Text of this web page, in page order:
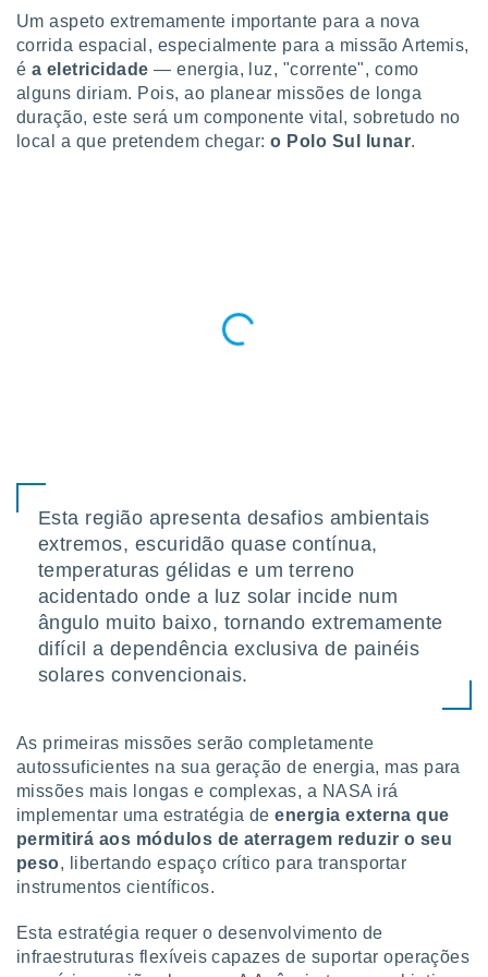
e
com
Pode
nossa
e
cookies,
caso,
de que
navegação
o
ou
Pode
de
Um aspeto extremamente importante para a nova
corrida espacial, especialmente para a missão Artemis,
é a eletricidade — energia, luz, "corrente", como
alguns diriam. Pois, ao planear missões de longa
duração, este será um componente vital, sobretudo no
local a que pretendem chegar:o Polo Sul lunar.
Esta região apresenta desafios ambientais
extremos, escuridão quase contínua,
temperaturas gélidas e um terreno
acidentado onde a luz solar incide num
ângulo muito baixo, tornando extremamente
difícil a dependência exclusiva de painéis
solares convencionais.
As primeiras missões serão completamente
autossuficientes na sua geração de energia, mas para
missões mais longas e complexas, a NASA irá
implementar uma estratégia de energia externa que
permitirá aos módulos de aterragem reduzir o seu
peso, libertando espaço crítico para transportar
instrumentos científicos.
Esta estratégia requer o desenvolvimento de
infraestruturas flexíveis capazes de suportar operações